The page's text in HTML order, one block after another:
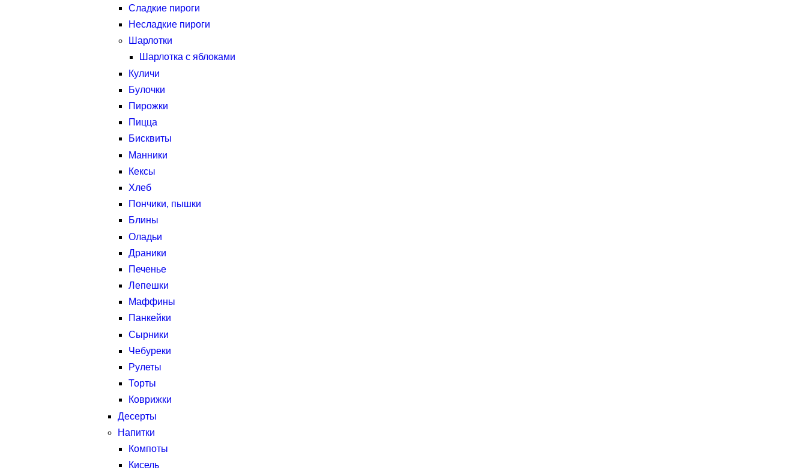
Сладкие пироги
Несладкие пироги
Шарлотки
Шарлотка с яблоками
Куличи
Булочки
Пирожки
Пицца
Бисквиты
Манники
Кексы
Хлеб
Пончики, пышки
Блины
Оладьи
Драники
Печенье
Лепешки
Маффины
Панкейки
Сырники
Чебуреки
Рулеты
Торты
Коврижки
Десерты
Напитки
Компоты
Кисель